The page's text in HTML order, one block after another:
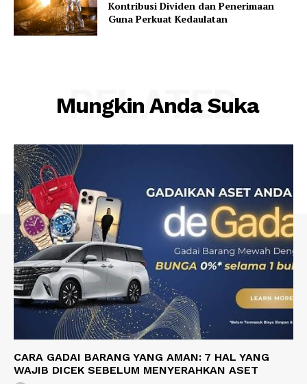
Kontribusi Dividen dan Penerimaan
Guna Perkuat Kedaulatan
Mungkin Anda Suka
RELATED
CARA GADAI BARANG YANG AMAN: 7 HAL YANG
WAJIB DICEK SEBELUM MENYERAHKAN ASET